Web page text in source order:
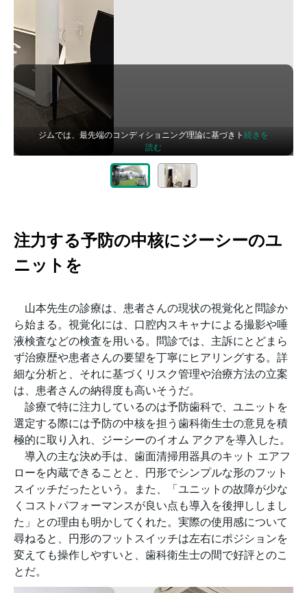
ジムでは、最先端のコンディショニング理論に基づきト続きを
読む
注力する予防の中核にジーシーのユ
ニットを
山本先生の診療は、患者さんの現状の視覚化と問診か
ら始まる。視覚化には、口腔内スキャナによる撮影や唾
液検査などの検査を用いる。問診では、主訴にとどまら
ず治療歴や患者さんの要望を丁寧にヒアリングする。詳
細な分析と、それに基づくリスク管理や治療方法の立案
は、患者さんの納得度も高いそうだ。
診療で特に注力しているのは予防歯科で、ユニットを
選定する際には予防の中核を担う歯科衛生士の意見を積
極的に取り入れ、ジーシーのイオム アクアを導入した。
導入の主な決め手は、歯面清掃用器具のキット エアフ
ローを内蔵できることと、円形でシンプルな形のフット
スイッチだったという。また、「ユニットの故障が少な
くコストパフォーマンスが良い点も導入を後押ししまし
た」との理由も明かしてくれた。実際の使用感について
尋ねると、円形のフットスイッチは左右にポジションを
変えても操作しやすいと、歯科衛生士の間で好評とのこ
とだ。